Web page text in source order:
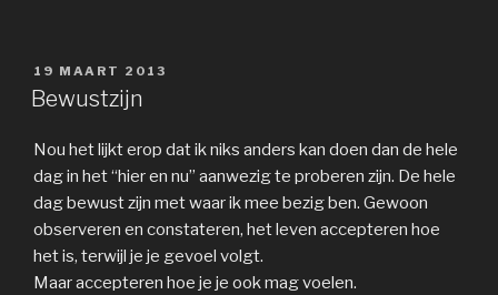
GEPLAATST
OP
19 MAART 2013
Bewustzijn
Nou het lijkt erop dat ik niks anders kan doen dan de hele
dag in het “hier en nu” aanwezig te proberen zijn. De hele
dag bewust zijn met waar ik mee bezig ben. Gewoon
observeren en constateren, het leven accepteren hoe
het is, terwijl je je gevoel volgt.
Maar accepteren hoe je je ook mag voelen.